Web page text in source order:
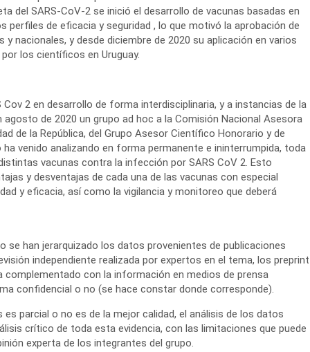
del SARS-CoV-2 se inició el desarrollo de vacunas basadas en
de eficacia y seguridad , lo que motivó la aprobación de
nacionales, y desde diciembre de 2020 su aplicación en varios
los científicos en Uruguay.
2 en desarrollo de forma interdisciplinaria, y a instancias de la
de 2020 un grupo ad hoc a la Comisión Nacional Asesora
de la República, del Grupo Asesor Científico Honorario y de
venido analizando en forma permanente e ininterrumpida, toda
vacunas contra la infección por SARS CoV 2. Esto
y desventajas de cada una de las vacunas con especial
y eficacia, así como la vigilancia y monitoreo que deberá
se han jerarquizado los datos provenientes de publicaciones
independiente realizada por expertos en el tema, los preprint
con la información en medios de prensa
confidencial o no (se hace constar donde corresponde).
parcial o no es de la mejor calidad, el análisis de los datos
crítico de toda esta evidencia, con las limitaciones que puede
experta de los integrantes del grupo.